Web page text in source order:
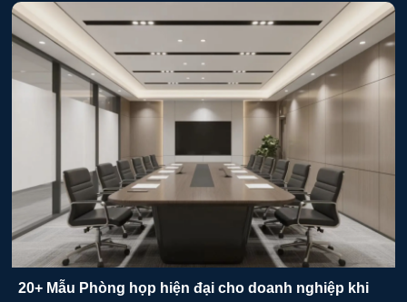
20+ Mẫu Phòng họp hiện đại cho doanh nghiệp khi